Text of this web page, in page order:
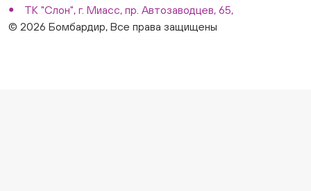
ТК "Слон", г. Миасс, пр. Автозаводцев, 65,
© 2026 Бомбардир, Все права защищены